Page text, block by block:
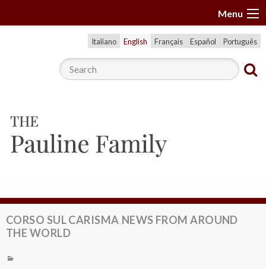
k
t
Menu
Italiano English Français Español Português
CORSO SUL CARISMA, NEWS FROM AROUND
THE WORLD